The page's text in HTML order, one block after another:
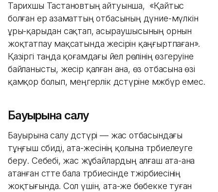
Тарихшы Тастановтың айтуынша, «Қайтыс
болған ер азаматтың отбасының дүние-мүлкін
ұры-қарыдан сақтап, асыраушысының орнын
жоқтатпау мақсатында жесірін қаңғыртпаған».
Қазіргі таңда қоғамдағы әйел рөлінің өзгеруіне
байланысты, жесір қалған ана, өз отбасына өзі
қамқор болып, әмеңгерлік дәстүріне мәжбүр емес.
Бауырына салу
Бауырына салу дәстүрі — жас отбасындағы
тұңғыш сәбиді, ата-әжесінің қолына тәрбиелеуге
беру. Себебі, жас жұбайлардың алғаш ата-ана
атанған сәтте бала тәрбиесінде тәжірбиесінің
жоқтығында. Сол үшін, ата-әже бөбекке туған